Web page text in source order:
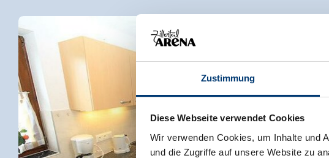
Zustimmung
Diese Webseite verwendet Cookies
Wir verwenden Cookies, um Inhalte und
und die Zugriffe auf unsere Website zu